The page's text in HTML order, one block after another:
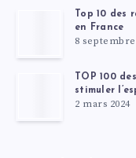
Top 10
en France
8 septembre
TOP 100
stimuler
2 mars 2024